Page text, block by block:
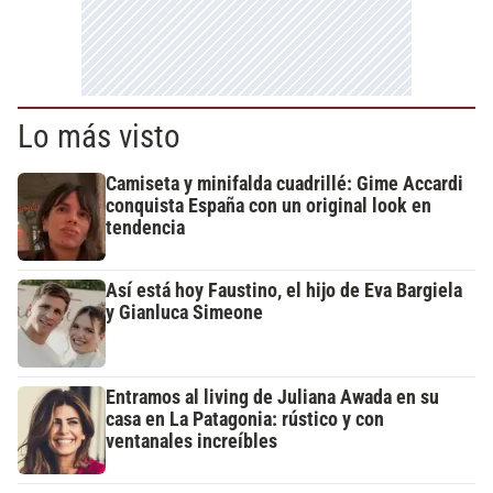
Lo más visto
Camiseta y minifalda cuadrillé: Gime Accardi
conquista España con un original look en
tendencia
Así está hoy Faustino, el hijo de Eva Bargiela
y Gianluca Simeone
Entramos al living de Juliana Awada en su
casa en La Patagonia: rústico y con
ventanales increíbles